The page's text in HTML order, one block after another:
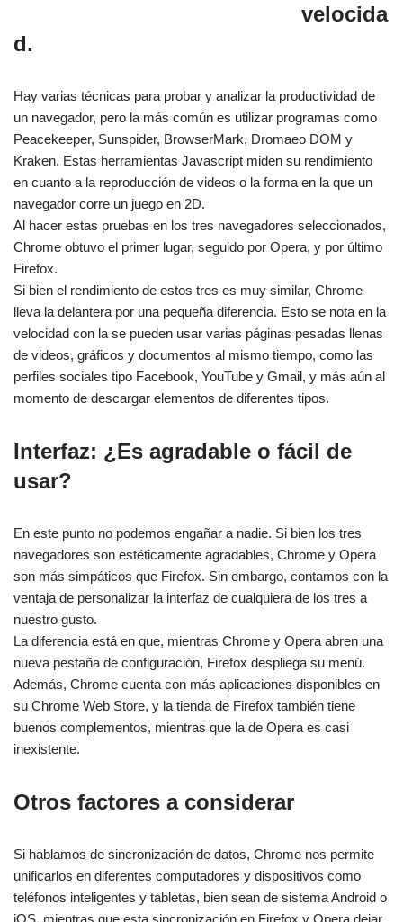
velocida
d.
Hay varias técnicas para probar y analizar la productividad de
un navegador, pero la más común es utilizar programas como
Peacekeeper, Sunspider, BrowserMark, Dromaeo DOM y
Kraken. Estas herramientas Javascript miden su rendimiento
en cuanto a la reproducción de videos o la forma en la que un
navegador corre un juego en 2D.
Al hacer estas pruebas en los tres navegadores seleccionados,
Chrome obtuvo el primer lugar, seguido por Opera, y por último
Firefox.
Si bien el rendimiento de estos tres es muy similar, Chrome
lleva la delantera por una pequeña diferencia. Esto se nota en la
velocidad con la se pueden usar varias páginas pesadas llenas
de videos, gráficos y documentos al mismo tiempo, como las
perfiles sociales tipo Facebook, YouTube y Gmail, y más aún al
momento de descargar elementos de diferentes tipos.
Interfaz: ¿Es agradable o fácil de
usar?
En este punto no podemos engañar a nadie. Si bien los tres
navegadores son estéticamente agradables, Chrome y Opera
son más simpáticos que Firefox. Sin embargo, contamos con la
ventaja de personalizar la interfaz de cualquiera de los tres a
nuestro gusto.
La diferencia está en que, mientras Chrome y Opera abren una
nueva pestaña de configuración, Firefox despliega su menú.
Además, Chrome cuenta con más aplicaciones disponibles en
su Chrome Web Store, y la tienda de Firefox también tiene
buenos complementos, mientras que la de Opera es casi
inexistente.
Otros factores a considerar
Si hablamos de sincronización de datos, Chrome nos permite
unificarlos en diferentes computadores y dispositivos como
teléfonos inteligentes y tabletas, bien sean de sistema Android o
iOS, mientras que esta sincronización en Firefox y Opera dejar